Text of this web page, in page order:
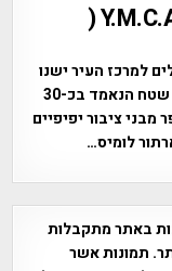
ממרומי מגדל ה- Y.M.C.A (
למרכז העיר ישנו
מתחם רחב היקף הפזור על שטח הנאמד בכ-30
מבני ציבור יפיפיים
לומיס…
באתר מתקבלות
תמונות אשר